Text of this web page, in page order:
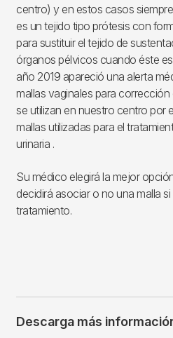
centro) y en estos casos
es un tejido tipo prótesis con
para sustituir el tejido de
órganos pélvicos cuando éste
año 2019 apareció una alerta
mallas vaginales para
se utilizan en nuestro centro por
mallas utilizadas para el
urinaria .
Su médico elegirá la mejor
decidirá asociar o no una malla
tratamiento.
Descarga más